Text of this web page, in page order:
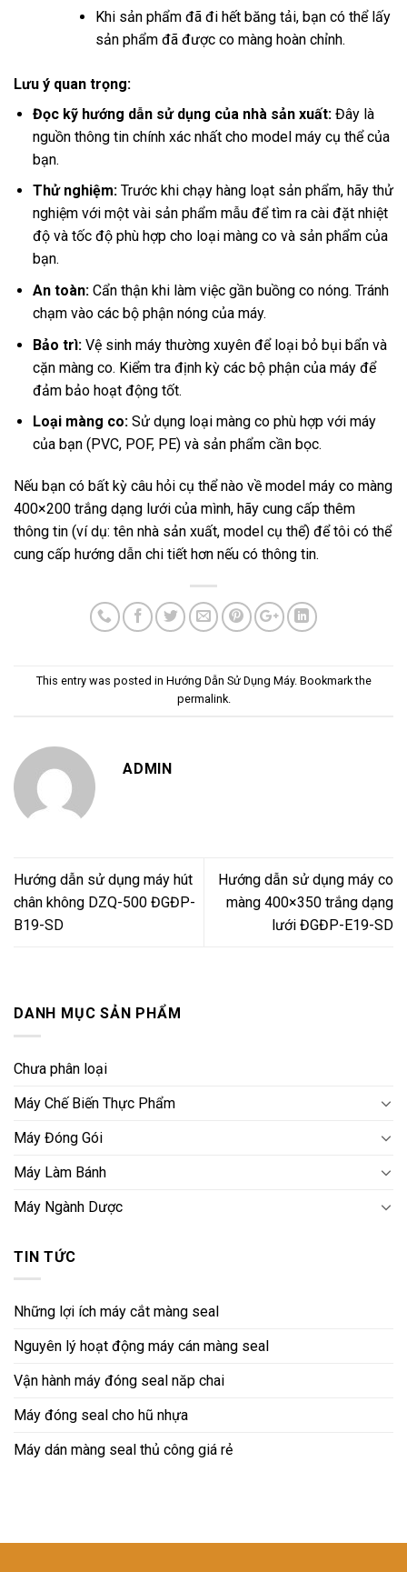
Khi sản phẩm đã đi hết băng tải, bạn có thể lấy
sản phẩm đã được co màng hoàn chỉnh.
Lưu ý quan trọng:
Đọc kỹ hướng dẫn sử dụng của nhà sản xuất:Đây là
nguồn thông tin chính xác nhất cho model máy cụ thể của
bạn.
Thử nghiệm:Trước khi chạy hàng loạt sản phẩm, hãy thử
nghiệm với một vài sản phẩm mẫu để tìm ra cài đặt nhiệt
độ và tốc độ phù hợp cho loại màng co và sản phẩm của
bạn.
An toàn:Cẩn thận khi làm việc gần buồng co nóng. Tránh
chạm vào các bộ phận nóng của máy.
Bảo trì:Vệ sinh máy thường xuyên để loại bỏ bụi bẩn và
cặn màng co. Kiểm tra định kỳ các bộ phận của máy để
đảm bảo hoạt động tốt.
Loại màng co:Sử dụng loại màng co phù hợp với máy
của bạn (PVC, POF, PE) và sản phẩm cần bọc.
Nếu bạn có bất kỳ câu hỏi cụ thể nào về model máy co màng
400×200 trắng dạng lưới của mình, hãy cung cấp thêm
thông tin (ví dụ: tên nhà sản xuất, model cụ thể) để tôi có thể
cung cấp hướng dẫn chi tiết hơn nếu có thông tin.
This entry was posted in Hướng Dẫn Sử Dụng Máy. Bookmark the
permalink.
ADMIN
Hướng dẫn sử dụng máy hút
chân không DZQ-500 ĐGĐP-
B19-SD
Hướng dẫn sử dụng máy co
màng 400×350 trắng dạng
lưới ĐGĐP-E19-SD
DANH MỤC SẢN PHẨM
Chưa phân loại
Máy Chế Biến Thực Phẩm
Máy Đóng Gói
Máy Làm Bánh
Máy Ngành Dược
TIN TỨC
Những lợi ích máy cắt màng seal
Nguyên lý hoạt động máy cán màng seal
Vận hành máy đóng seal năp chai
Máy đóng seal cho hũ nhựa
Máy dán màng seal thủ công giá rẻ